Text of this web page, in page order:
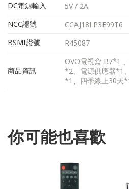
DC電源輸入
5V / 2A
NCC證號
CCAJ18LP3E99T6
BSMI證號
R45087
商品資訊
OVO電視盒 B7*1
*2、電源供應器*1
*1、四季線上30天
你可能也喜歡